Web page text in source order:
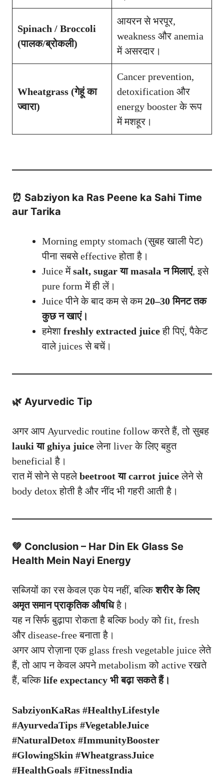
Spinach / Broccoli
(पालक/ब्रोकली)
आयरन से भरपूर,
weakness और anemia
में असरदार।
Wheatgrass (गेहूं का
ज्वारा)
Cancer prevention,
detoxification और
energy booster के रूप
में मशहूर।
⏰ Sabziyon ka Ras Peene ka Sahi Time
aur Tarika
Morning empty stomach (सुबह खाली पेट)
पीना सबसे effective होता है।
Juice मेंsalt, sugar या masala न मिलाएं, इसे
pure form में ही लें।
Juice पीने के बाद कम से कम20–30 मिनट तक
कुछ न खाएं।
हमेशा freshly extracted juiceही पिएं, पैकेट
वाले juices से बचें।
🌿 Ayurvedic Tip
अगर आप Ayurvedic routine follow करते हैं, तो सुबह
lauki या ghiya juiceलेना liver के लिए बहुत
beneficial है।
रात में सोने से पहलेbeetroot या carrot juiceलेने से
body detox होती है और नींद भी गहरी आती है।
💚 Conclusion – Har Din Ek Glass Se
Health Mein Nayi Energy
सब्जियों का रस केवल एक पेय नहीं, बल्किशरीर के लिए
अमृत समान प्राकृतिक औषधिहै।
यह न सिर्फ बुढ़ापा रोकता है बल्कि body को fit, fresh
और disease-freeबनाता है।
अगर आप रोज़ाना एक glass fresh vegetable juice लेते
हैं, तो आप न केवल अपने metabolism को active रखते
हैं, बल्किlife expectancy भी बढ़ा सकते हैं।
SabziyonKaRas #HealthyLifestyle
#AyurvedaTips #VegetableJuice
#NaturalDetox #ImmunityBooster
#GlowingSkin #WheatgrassJuice
#HealthGoals #FitnessIndia